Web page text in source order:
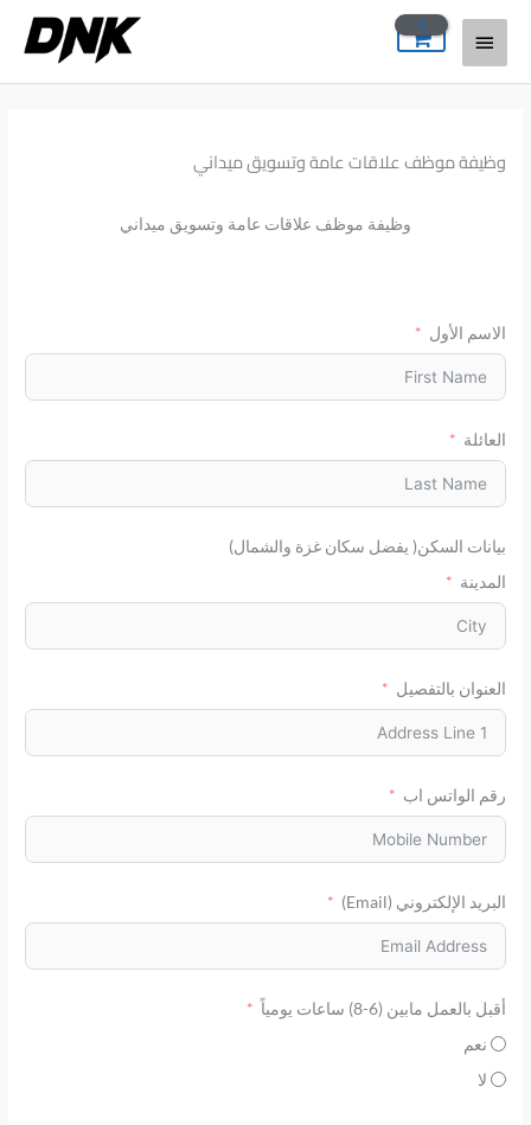
المحتوى
القائمة
الرئيسية
وظيفة موظف علاقات عامة وتسويق ميداني
وظيفة موظف علاقات عامة وتسويق ميداني
الاسم الأول
العائلة
بيانات السكن( يفضل سكان غزة والشمال)
المدينة
العنوان بالتفصيل
رقم الواتس اب
البريد الإلكتروني (Email)
أقبل بالعمل مابين (6-8) ساعات يومياً
نعم
لا